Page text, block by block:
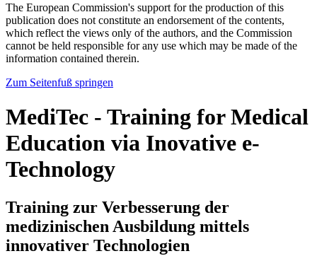
The European Commission's support for the production of this
publication does not constitute an endorsement of the contents,
which reflect the views only of the authors, and the Commission
cannot be held responsible for any use which may be made of the
information contained therein.
Zum Seitenfuß springen
MediTec - Training for Medical
Education via Inovative e-
Technology
Training zur Verbesserung der
medizinischen Ausbildung mittels
innovativer Technologien